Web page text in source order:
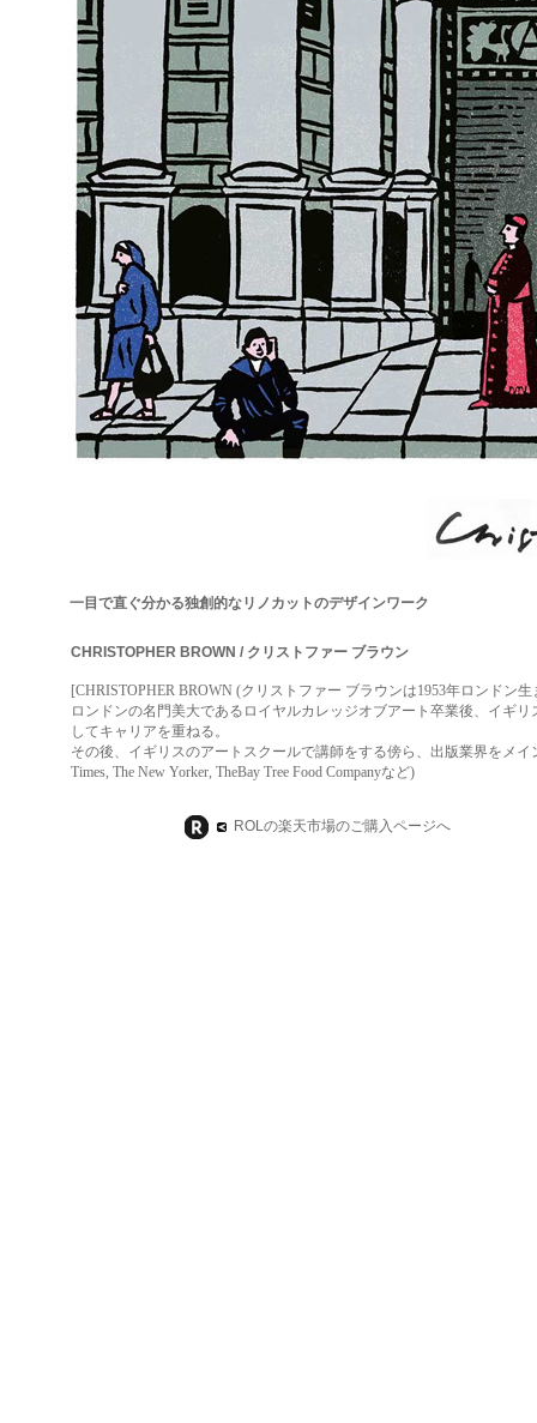
一目で直ぐ分かる独創的なリノカットのデザインワーク
CHRISTOPHER BROWN / クリストファー ブラウン
[CHRISTOPHER BROWN (クリストファー ブラウンは1953年ロンドン
ロンドンの名門美大であるロイヤルカレッジオブアート卒業後、イギ
してキャリアを重ねる。
その後、イギリスのアートスクールで講師をする傍ら、出版業界をメイ
Times, The New Yorker, TheBay Tree Food Companyなど)
ROLの楽天市場のご購入ページへ